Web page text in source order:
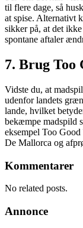
til flere dage, så
at spise. Alternativt
sikker på, at det
spontane aftaler
7. Brug Too
Vidste du, at
udenfor landets
lande, hvilket
bekæmpe madspild
eksempel Too
De Mallorca og
Kommentarer
No related posts.
Annonce